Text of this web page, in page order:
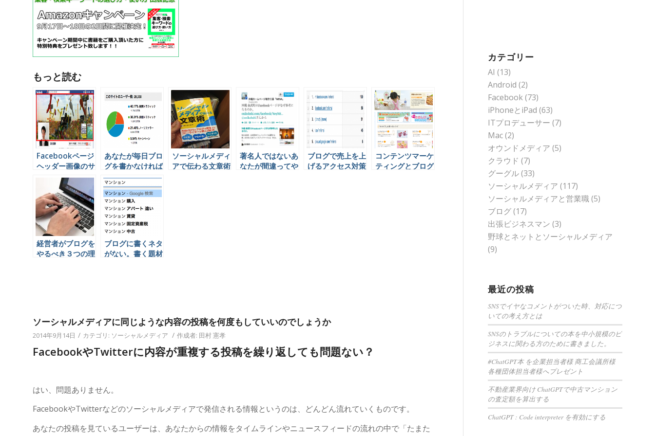
もっと読む
Facebookページ
ヘッダー画像のサ
イズは？
あなたが毎日ブロ
グを書かなければ
いけない3つの理
由
ソーシャルメディ
アで伝わる文章術
著名人ではないあ
なたが間違ってや
ブログで売上を上
げるアクセス対策
コンテンツマーケ
ティングとブログ
経営者がブログを
やるべき３つの理
ブログに書くネタ
がない。書く題材
ソーシャルメディアに同じような内容の投稿を何度もしていいのでしょうか
2014年9月14日 / カテゴリ: ソーシャルメディア / 作成者: 田村 憲孝
FacebookやTwitterに内容が重複する投稿を繰り返しても問題ない？
はい、問題ありません。
FacebookやTwitterなどのソーシャルメディアで発信される情報というのは、どんどん流れていくものです。
あなたの投稿を見ているユーザーは、あなたからの情報をタイムラインやニュースフィードの流れの中で「たまた
カテゴリー
AI (13)
Android (2)
Facebook(73)
iPhoneとiPad (63)
ITプロデューサー (7)
Mac(2)
オウンドメディア (5)
クラウド (7)
グーグル(33)
ソーシャルメディア (117)
ソーシャルメディアと営業職(5)
ブログ(17)
出張ビジネスマン (3)
野球とネットとソーシャルメディア
(9)
最近の投稿
SNSでイヤなコメントがついた時、対応につ
いての考え方とは
SNSのトラブルについての本を中小規模のビ
ジネスに関わる方のために書きました。
#ChatGPT本 を企業担当者様 商工会議所様
各種団体担当者様へプレゼント
不動産業界向け ChatGPTで中古マンション
の査定額を算出する
ChatGPT : Code interpreter を有効にする